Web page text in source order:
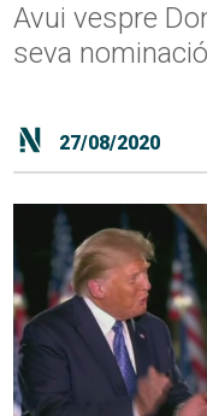
Avui vespre
seva
27/08/2020